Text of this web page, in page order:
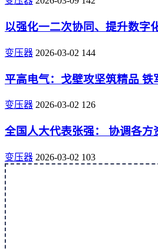
以强化一二次协同、提升数字
变压器 2026-03-02 144
平高电气：戈壁攻坚筑精品 铁
变压器 2026-03-02 126
全国人大代表张强： 协调各
变压器 2026-03-02 103